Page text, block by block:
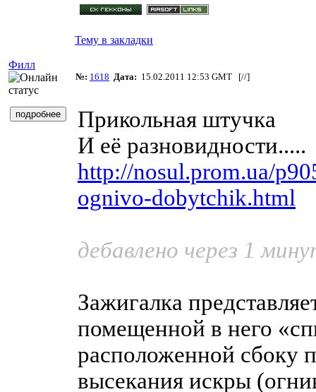
Тему в закладки
Филл
№: 1618 Дата: 15.02.2011 12:53 GMT [//]
Прикольная штучка
И её разновидности.....
http://nosul.prom.ua/
ognivo-dobytchik.html
дебавлено через 1
Зажигалка
помещенной в него
расположенной сбоку
высекания искры